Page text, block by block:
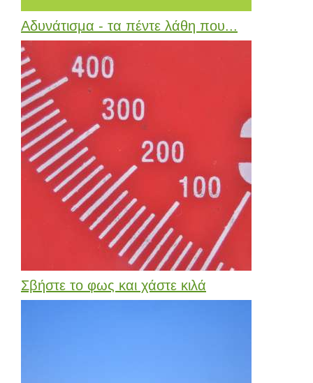
Αδυνάτισμα - τα πέντε λάθη που...
Σβήστε το φως και χάστε κιλά